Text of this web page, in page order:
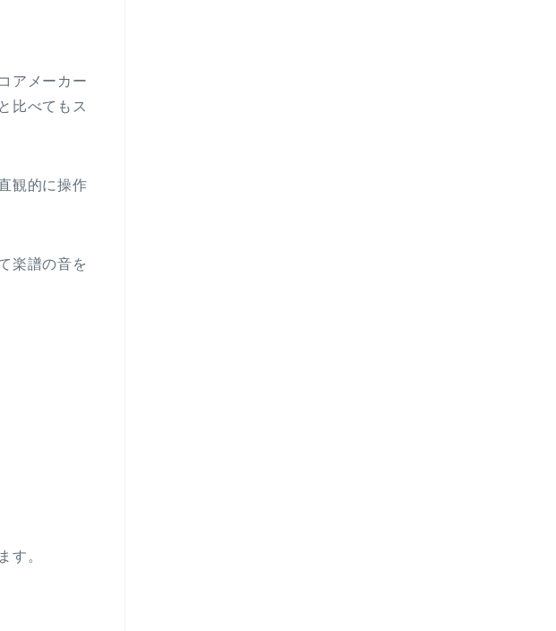
アメーカー
比べてもス
観的に操作
楽譜の音を
す。